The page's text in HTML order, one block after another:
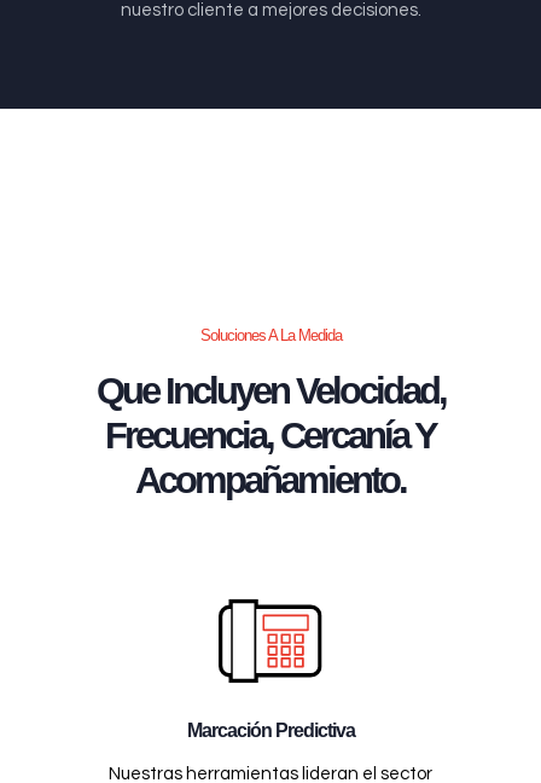
nuestro cliente a mejores decisiones.
Soluciones A La Medida
Que Incluyen Velocidad,
Frecuencia, Cercanía Y
Acompañamiento.
Marcación Predictiva
Nuestras herramientas lideran el sector